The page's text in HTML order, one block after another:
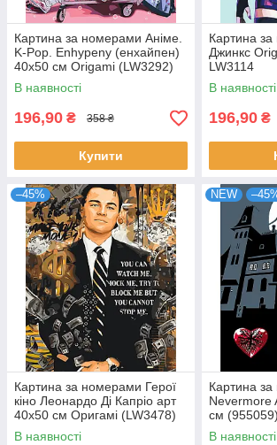
Картина за номерами Аніме.
K-Pop. Enhypenу (енхайпен)
40x50 см Origami (LW3292)
В наявності
196,90 ₴ 358 ₴
Купити
Картина
Джинкс
LW3114
В наявності
196,90 ₴
–45%
Картина за номерами Герої
кіно Леонардо Ді Капріо арт
40x50 см Оригамі (LW3478)
В наявності
NEW
Картина
Nevermore
см (955059)
В наявності